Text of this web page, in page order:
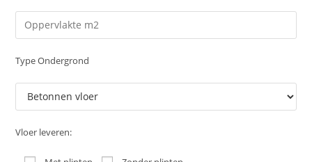
Type Ondergrond
Vloer leveren: